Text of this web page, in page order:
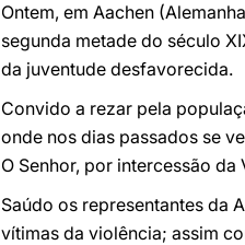
Ontem, em Aachen
segunda metade do século
da juventude desfavorecida.
Convido a rezar pela
onde nos dias passados se
O Senhor, por intercessão
Saúdo os representantes da
vítimas da violência; assim